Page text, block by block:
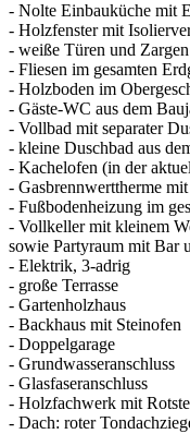
- Nolte Einbauküche mit
- Holzfenster mit
- weiße Türen und
- Fliesen im gesamten
- Holzboden im
- Gäste-WC aus dem
- Vollbad mit separater
- kleine Duschbad aus
- Kachelofen (in der
- Gasbrennwerttherme
- Fußbodenheizung im
- Vollkeller mit kleinem
sowie Partyraum mit Bar
- Elektrik, 3-adrig
- große Terrasse
- Gartenholzhaus
- Backhaus mit Steinofen
- Doppelgarage
- Grundwasseranschluss
- Glasfaseranschluss
- Holzfachwerk mit
- Dach: roter